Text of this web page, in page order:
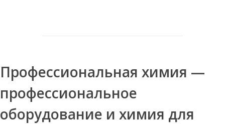
Соль таблетированная 3
воды
Профессиональная химия —
профессиональное
оборудование и химия для